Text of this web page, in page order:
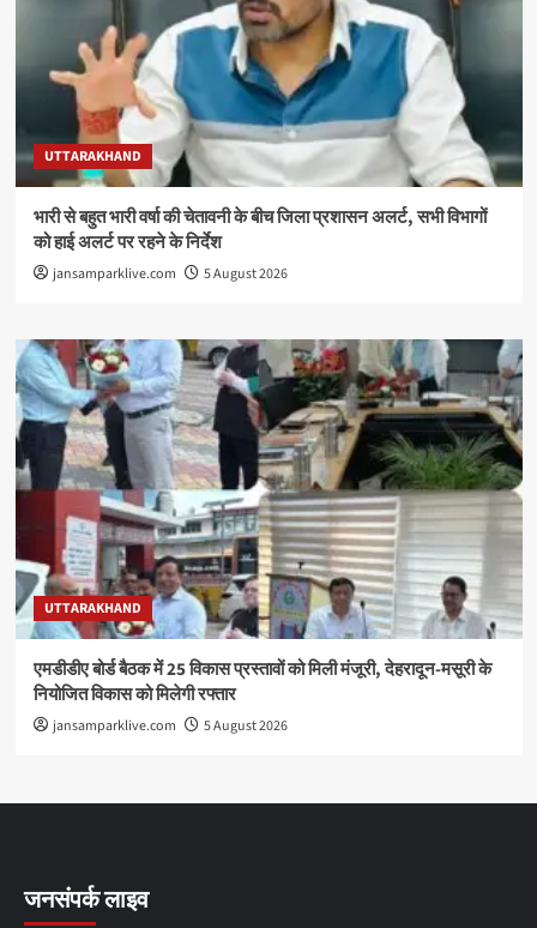
UTTARAKHAND
भारी से बहुत भारी वर्षा की चेतावनी के बीच जिला प्रशासन अलर्ट, सभी विभागों
को हाई अलर्ट पर रहने के निर्देश
jansamparklive.com 5 August 2026
UTTARAKHAND
एमडीडीए बोर्ड बैठक में 25 विकास प्रस्तावों को मिली मंजूरी, देहरादून-मसूरी के
नियोजित विकास को मिलेगी रफ्तार
jansamparklive.com 5 August 2026
जनसंपर्क लाइव